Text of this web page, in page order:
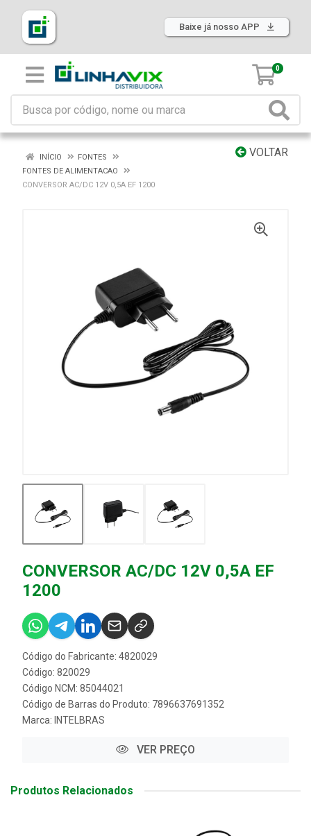
Baixe já nosso APP
0
VOLTAR
INÍCIO
FONTES
FONTES DE ALIMENTACAO
CONVERSOR AC/DC 12V 0,5A EF 1200
CONVERSOR AC/DC 12V 0,5A EF
1200
Código do Fabricante: 4820029
Código: 820029
Código NCM: 85044021
Código de Barras do Produto: 7896637691352
Marca: INTELBRAS
VER PREÇO
Produtos Relacionados